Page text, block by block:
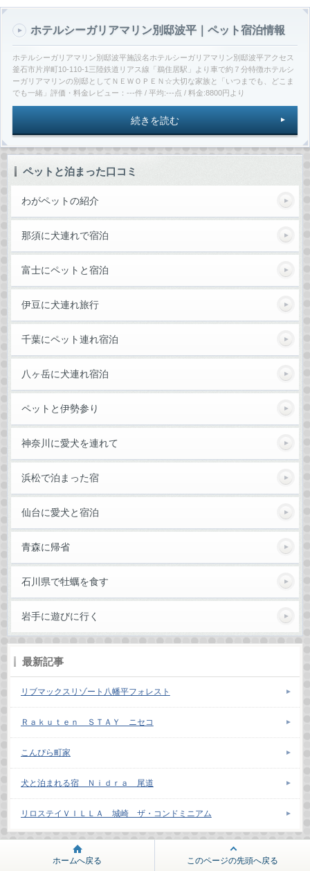
ホテルシーガリアマリン別邸波平｜ペット宿泊情報
ホテルシーガリアマリン別邸波平施設名ホテルシーガリアマリン別邸波平アクセス
釜石市片岸町10-110-1三陸鉄道リアス線「鵜住居駅」より車で約７分特徴ホテルシ
ーガリアマリンの別邸としてＮＥＷＯＰＥＮ☆大切な家族と「いつまでも、どこま
でも一緒」評価・料金レビュー：---件 / 平均:---点 / 料金:8800円より
続きを読む
ペットと泊まった口コミ
わがペットの紹介
那須に犬連れで宿泊
富士にペットと宿泊
伊豆に犬連れ旅行
千葉にペット連れ宿泊
八ヶ岳に犬連れ宿泊
ペットと伊勢参り
神奈川に愛犬を連れて
浜松で泊まった宿
仙台に愛犬と宿泊
青森に帰省
石川県で牡蠣を食す
岩手に遊びに行く
最新記事
リブマックスリゾート八幡平フォレスト
Ｒａｋｕｔｅｎ ＳＴＡＹ ニセコ
こんぴら町家
犬と泊まれる宿 Ｎｉｄｒａ 尾道
リロステイＶＩＬＬＡ 城崎 ザ・コンドミニアム
ホームへ戻る このページの先頭へ戻る